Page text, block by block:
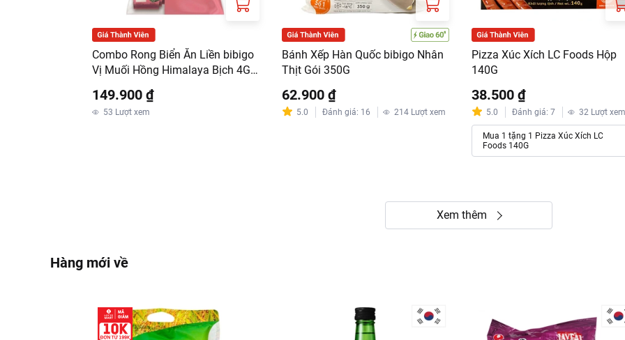
Combo Rong Biển Ăn Liền bibigo
Vị Muối Hồng Himalaya Bịch 4G x
149.900 ₫
53 Lượt xem
Bánh Xếp Hàn Quốc bibigo Nhân
Thịt Gói 350G
62.900 ₫
5.0 Đánh giá: 16 214 Lượt xem
Pizza Xúc Xích LC Foods Hộp
140G
38.500 ₫
5.0 Đánh giá: 7 32 Lượt xem
Mua 1 tặng 1 Pizza Xúc Xích LC
Foods 140G
Xem thêm
Hàng mới về